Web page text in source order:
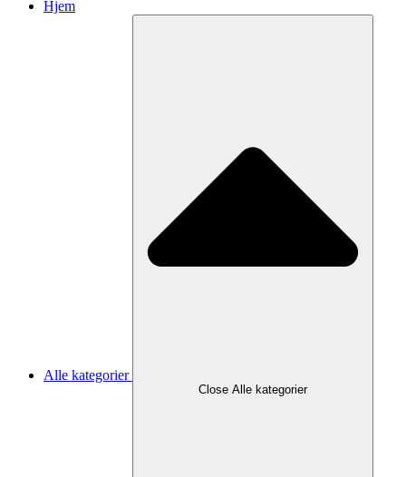
Hjem
Alle kategorier
Close Alle kategorier